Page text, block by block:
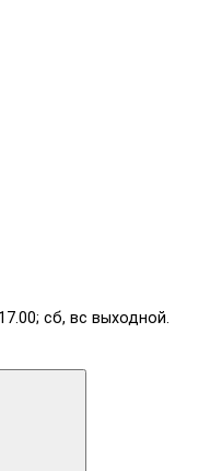
сб, вс выходной.